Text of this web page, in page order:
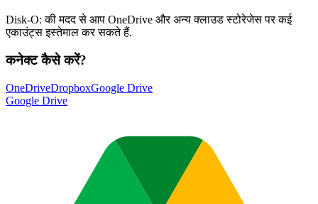
Disk-O: की मदद से आप OneDrive और अन्य क्लाउड स्टोरेजेस पर कई
एकाउंट्स इस्तेमाल कर सकते हैं.
कनेक्ट कैसे करें?
OneDriveDropboxGoogle Drive
Google Drive